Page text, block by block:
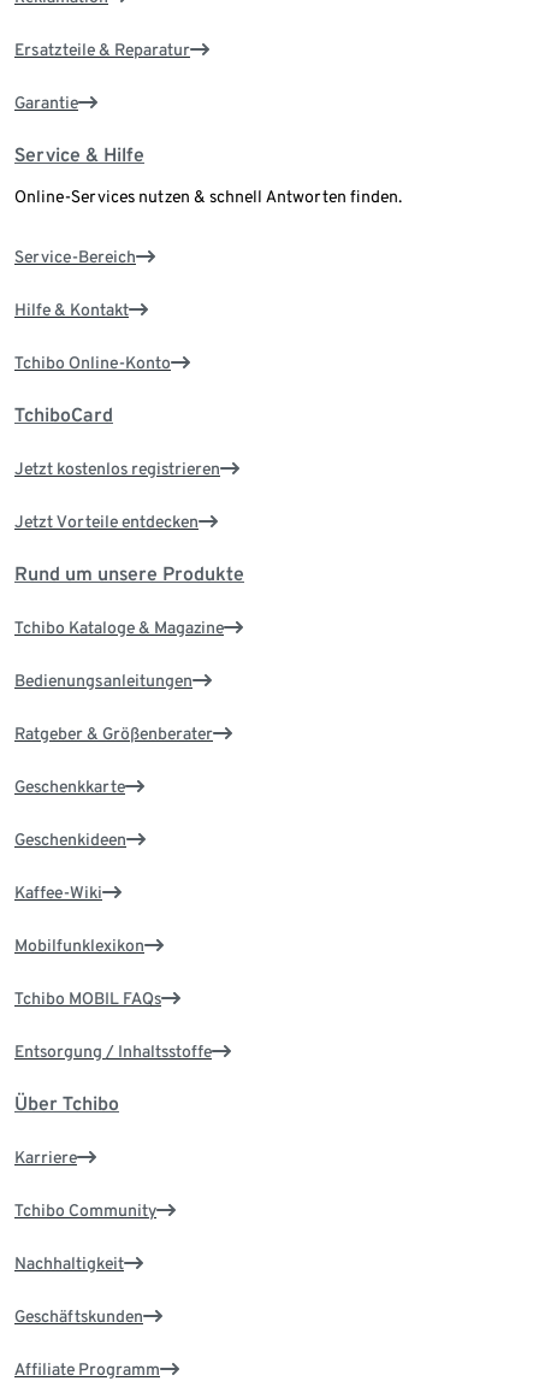
Ersatzteile & Reparatur
Garantie
Service & Hilfe
Online-Services nutzen & schnell Antworten finden.
Service-Bereich
Hilfe & Kontakt
Tchibo Online-Konto
TchiboCard
Jetzt kostenlos registrieren
Jetzt Vorteile entdecken
Rund um unsere Produkte
Tchibo Kataloge & Magazine
Bedienungsanleitungen
Ratgeber & Größenberater
Geschenkkarte
Geschenkideen
Kaffee-Wiki
Mobilfunklexikon
Tchibo MOBIL FAQs
Entsorgung / Inhaltsstoffe
Über Tchibo
Karriere
Tchibo Community
Nachhaltigkeit
Geschäftskunden
Affiliate Programm